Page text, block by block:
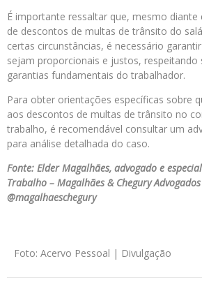
É importante ressaltar que, mesmo diante
de descontos de multas de trânsito do
certas circunstâncias, é necessário
sejam proporcionais e justos, respeitando
garantias fundamentais do trabalhador.
Para obter orientações específicas sobre
aos descontos de multas de trânsito no
trabalho, é recomendável consultar um
para análise detalhada do caso.
Fonte: Elder Magalhães, advogado e
Trabalho – Magalhães & Chegury
@magalhaeschegury
Foto: Acervo Pessoal | Divulgação